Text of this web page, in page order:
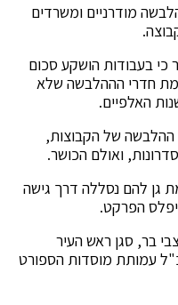
החדש כולל 4 חדרי הלבשה מודרניים ומשרדים
כי בעבודות הושקע סכום
חדרי הההלבשה שלא
האלפיים.
ההלבשה של הקבוצות,
ואולם הכושר.
גן להם נסללה דרך גישה
הפרקט.
בר, סגן ראש העיר
עמותת מוסדות הספורט